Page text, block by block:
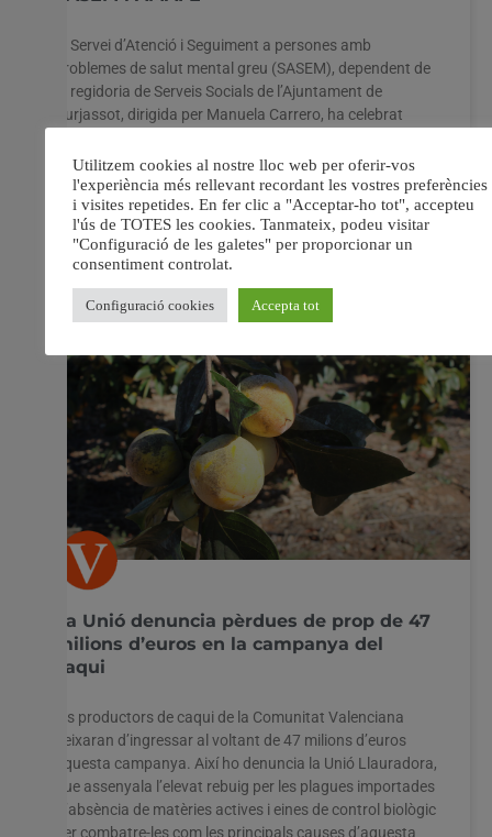
El Servei d’Atenció i Seguiment a persones amb
problemes de salut mental greu (SASEM), dependent de
la regidoria de Serveis Socials de l’Ajuntament de
Burjassot, dirigida per Manuela Carrero, ha celebrat
Esquizofrènia, amb el suport de l’Associació Espanyola
de Suport en Psicosi (AMAFE), la qual ha sigut la
responsable d’impartir la formació.
7 octubre, 2024 No hi ha comentaris
La Unió denuncia pèrdues de prop de 47
milions d’euros en la campanya del
caqui
Els productors de caqui de la Comunitat Valenciana
deixaran d’ingressar al voltant de 47 milions d’euros
aquesta campanya. Així ho denuncia la Unió Llauradora,
que assenyala l’elevat rebuig per les plagues importades
i l’absència de matèries actives i eines de control biològic
per combatre-les com les principals causes d’aquesta